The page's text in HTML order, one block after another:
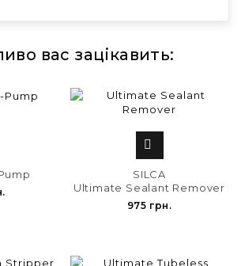
вас зацікавить:

SILCA
Ultimate Sealant Remover
975 грн.